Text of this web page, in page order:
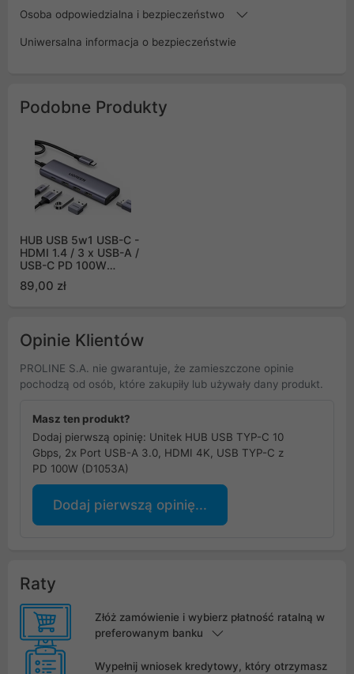
Osoba odpowiedzialna i bezpieczeństwo
Uniwersalna informacja o bezpieczeństwie
Podobne Produkty
HUB USB 5w1 USB-C -
HDMI 1.4 / 3 x USB-A /
USB-C PD 100W
89,00 zł
Opinie Klientów
PROLINE S.A. nie gwarantuje, że zamieszczone opinie
pochodzą od osób, które zakupiły lub używały dany produkt.
Masz ten produkt?
Dodaj pierwszą opinię: Unitek HUB USB TYP-C 10
Gbps, 2x Port USB-A 3.0, HDMI 4K, USB TYP-C z
PD 100W (D1053A)
Dodaj pierwszą opinię...
Raty
Złóż zamówienie i wybierz płatność ratalną w
preferowanym banku
Wypełnij wniosek kredytowy, który otrzymasz